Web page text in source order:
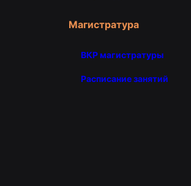
Магистратура
ВКР магистратуры
Расписание занятий